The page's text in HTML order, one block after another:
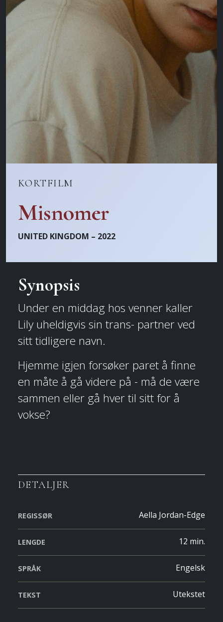
KORTFILM
Misnomer
UNITED KINGDOM – 2022
Synopsis
Under en middag hos venner kaller
Lily uheldigvis sin trans- partner ved
sitt tidligere navn.
Hjemme igjen forsøker paret å finne
en måte å gå videre på - må de være
sammen eller gå hver til sitt for å
vokse?
DETALJER
REGISSØR Aella Jordan-Edge
LENGDE 12 min.
SPRÅK Engelsk
TEKST Utekstet